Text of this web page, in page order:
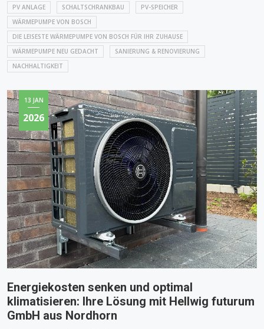
PV ANLAGE
SCHALTSCHRANKBAU
PV-SPEICHER
WÄRMEPUMPE VON BOSCH
DIE LEISESTE WÄRMEPUMPE VON BOSCH FÜR IHR ZUHAUSE
WÄRMEPUMPE NEU GEDACHT
SANIERUNG & RENOVIERUNG
NACHHALTIGKEIT
Energiekosten senken und optimal
klimatisieren: Ihre Lösung mit Hellwig futurum
GmbH aus Nordhorn
13 JAN
2026